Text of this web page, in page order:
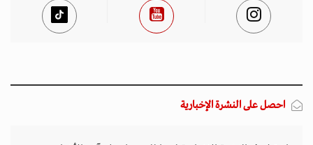
احصل على النشرة الإخبارية